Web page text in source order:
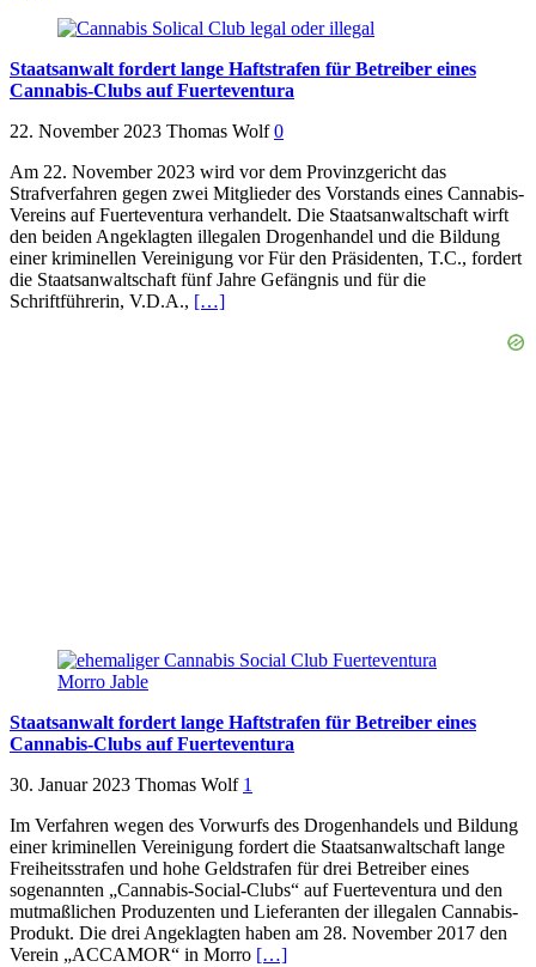
Staatsanwalt fordert lange Haftstrafen für Betreiber eines
Cannabis-Clubs auf Fuerteventura
22. November 2023 Thomas Wolf 0
Am 22. November 2023 wird vor dem Provinzgericht das
Strafverfahren gegen zwei Mitglieder des Vorstands eines Cannabis-
Vereins auf Fuerteventura verhandelt. Die Staatsanwaltschaft wirft
den beiden Angeklagten illegalen Drogenhandel und die Bildung
einer kriminellen Vereinigung vor Für den Präsidenten, T.C., fordert
die Staatsanwaltschaft fünf Jahre Gefängnis und für die
Schriftführerin, V.D.A., […]
Staatsanwalt fordert lange Haftstrafen für Betreiber eines
Cannabis-Clubs auf Fuerteventura
30. Januar 2023 Thomas Wolf 1
Im Verfahren wegen des Vorwurfs des Drogenhandels und Bildung
einer kriminellen Vereinigung fordert die Staatsanwaltschaft lange
Freiheitsstrafen und hohe Geldstrafen für drei Betreiber eines
sogenannten „Cannabis-Social-Clubs“ auf Fuerteventura und den
mutmaßlichen Produzenten und Lieferanten der illegalen Cannabis-
Produkt. Die drei Angeklagten haben am 28. November 2017 den
Verein „ACCAMOR“ in Morro […]